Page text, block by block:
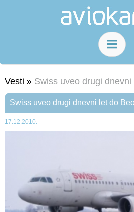
Vesti » Swiss uveo drugi
Swiss uveo drugi dnevni let do
17.12.2010.